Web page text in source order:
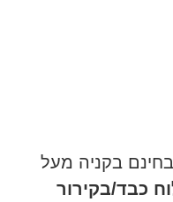
בקניה מעל
כבד/בקירור